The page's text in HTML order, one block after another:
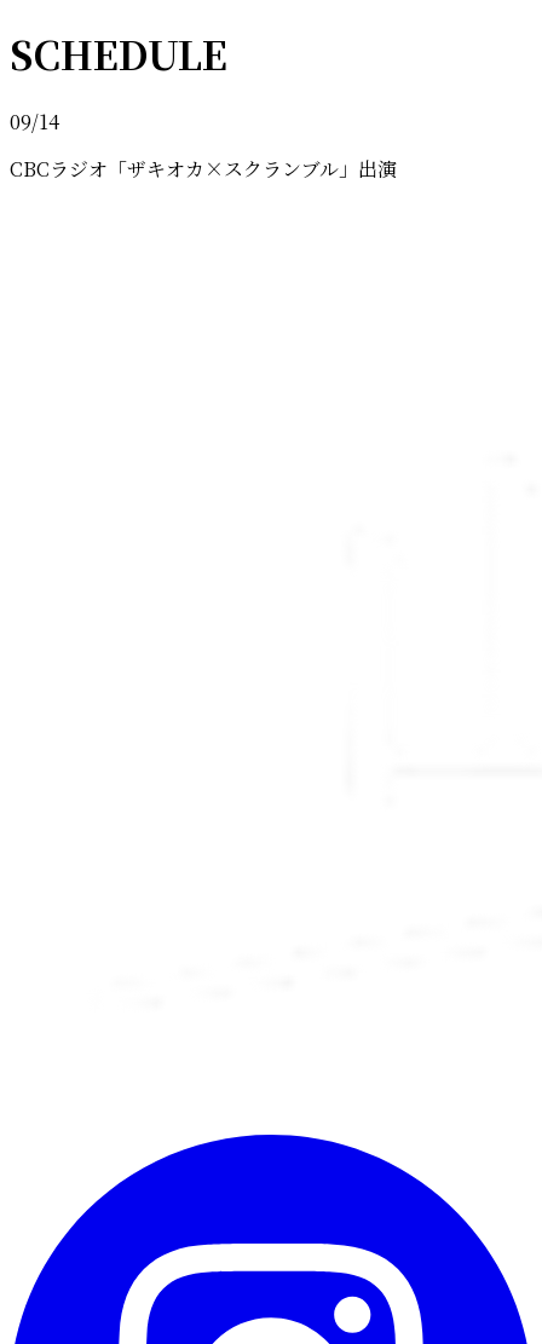
SCHEDULE
09/14
CBCラジオ「ザキオカ×スクランブル」出演